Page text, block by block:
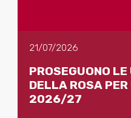
21/07/2026
PROSEGUONO
DELLA ROSA
2026/27